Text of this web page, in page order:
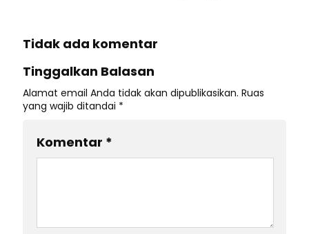
Tidak ada komentar
Tinggalkan Balasan
Alamat email Anda tidak akan dipublikasikan. Ruas
yang wajib ditandai *
Komentar *